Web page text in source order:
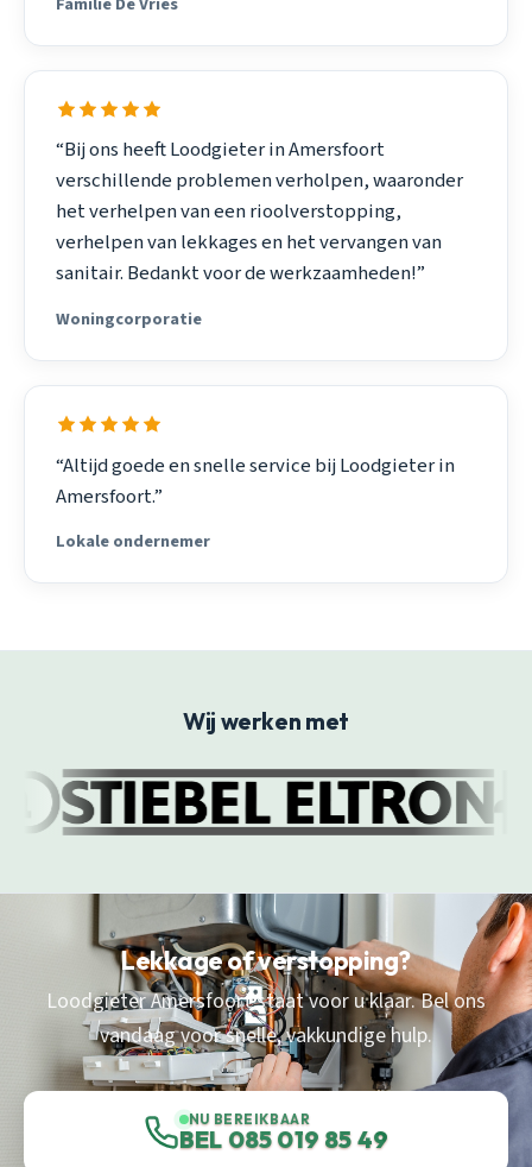
“Bij ons heeft Loodgieter in Amersfoort
verschillende problemen verholpen, waaronder
het verhelpen van een rioolverstopping,
verhelpen van lekkages en het vervangen van
sanitair. Bedankt voor de werkzaamheden!”
Woningcorporatie
“Altijd goede en snelle service bij Loodgieter in
Amersfoort.”
Lokale ondernemer
Wij werken met
Lekkage of verstopping?
Loodgieter Amersfoort staat voor u klaar. Bel ons
vandaag voor snelle, vakkundige hulp.
NU BEREIKBAAR
BEL 085 019 85 49